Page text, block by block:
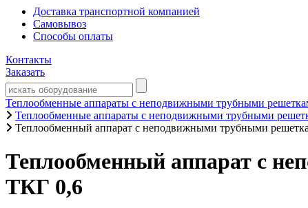
Доставка транспортной компанией
Самовывоз
Способы оплаты
Контакты
Заказать
Теплообменные аппараты с неподвижными трубными
Теплообменные аппараты с неподвижными трубными
Теплообменный аппарат с неподвижными трубными
Теплообменный аппарат с
ТКГ 0,6